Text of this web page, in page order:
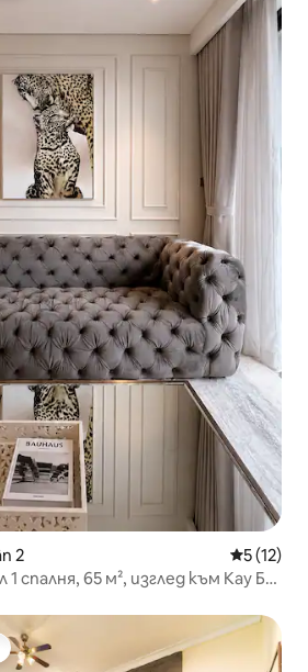
2 Средна
5 (12)
спалня, 65 м², изглед към Кау Ба